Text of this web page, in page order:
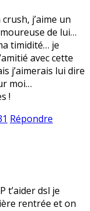
j’aime un
de lui…
timidité… je
avec cette
j’aimerais lui dire
moi…
!
Répondre
t’aider dsl je
rentrée et on